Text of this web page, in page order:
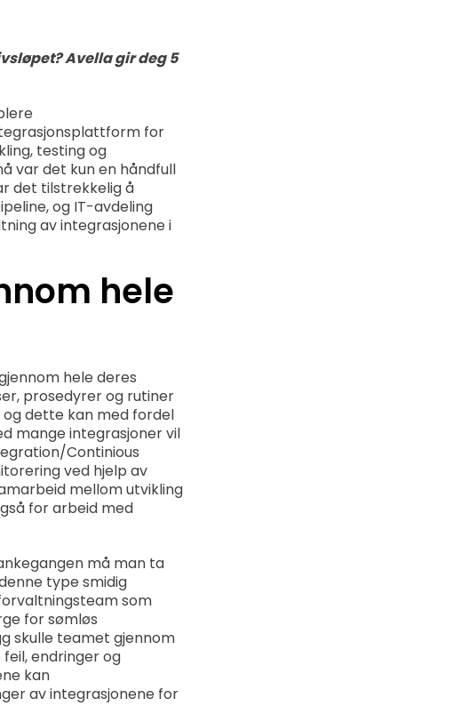
Avella gir deg 5
for
testing og
var det kun en håndfull
det tilstrekkelig å
og IT-avdeling
av integrasjonene i
hele
hele deres
prosedyrer og rutiner
dette kan med fordel
mange integrasjoner vil
Continious
ved hjelp av
mellom utvikling
for arbeid med
må man ta
type smidig
som
for sømløs
skulle teamet gjennom
endringer og
kan
av integrasjonene for